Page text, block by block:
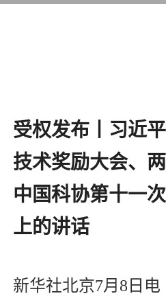
受权发布丨习近
技术奖励大会、
中国科协第十一
上的讲话
新华社北京7月8日电